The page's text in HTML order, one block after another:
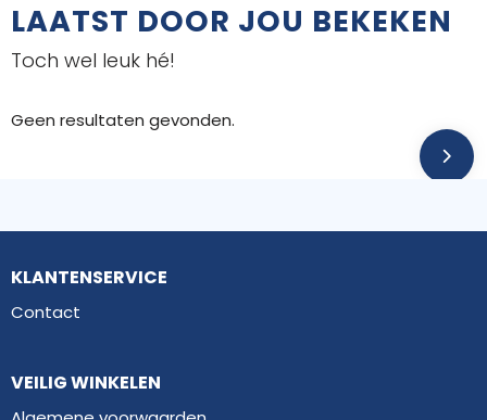
LAATST DOOR JOU BEKEKEN
Toch wel leuk hé!
Geen resultaten gevonden.
KLANTENSERVICE
Contact
VEILIG WINKELEN